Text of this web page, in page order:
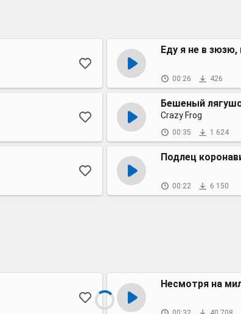
Еду я не в
00:26 426
Бешеный
Crazy Frog
00:35 1 624
Подлец
00:22 6 150
Несмотря на